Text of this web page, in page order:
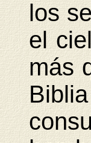
los
el
más